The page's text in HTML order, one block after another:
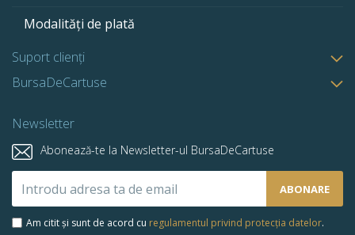
Modalități de plată
Suport clienți
BursaDeCartuse
Newsletter
Abonează-te la Newsletter-ul BursaDeCartuse
la
newsletter-
ABONARE
Am citit și sunt de acord cu regulamentul privind protecția datelor.